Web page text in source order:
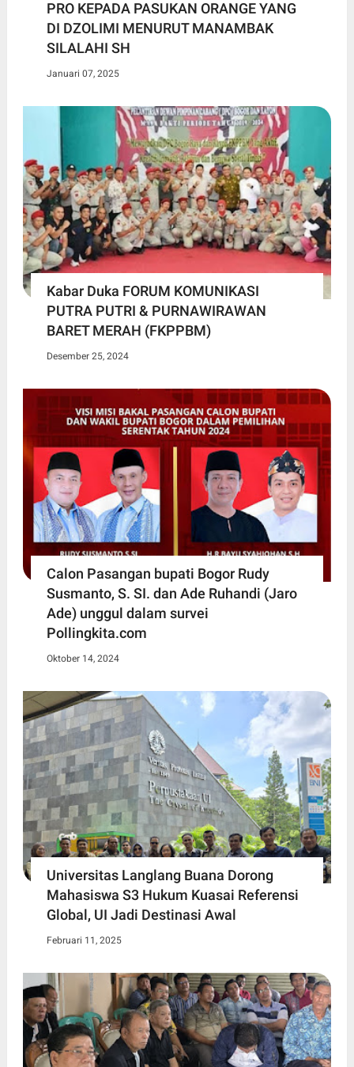
PRO KEPADA PASUKAN ORANGE YANG
DI DZOLIMI MENURUT MANAMBAK
SILALAHI SH
Januari 07, 2025
Kabar Duka FORUM KOMUNIKASI
PUTRA PUTRI & PURNAWIRAWAN
BARET MERAH (FKPPBM)
Desember 25, 2024
Calon Pasangan bupati Bogor Rudy
Susmanto, S. SI. dan Ade Ruhandi (Jaro
Ade) unggul dalam survei
Pollingkita.com
Oktober 14, 2024
Universitas Langlang Buana Dorong
Mahasiswa S3 Hukum Kuasai Referensi
Global, UI Jadi Destinasi Awal
Februari 11, 2025